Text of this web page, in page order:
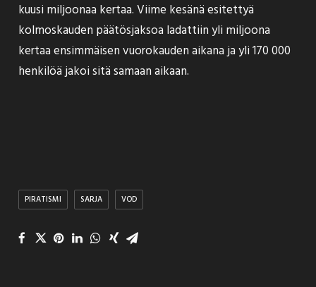
kuusi miljoonaa kertaa. Viime kesänä esitettyä
kolmoskauden päätösjaksoa ladattiinyli miljoona
kertaa ensimmäisen vuorokauden aikana ja yli 170 000
henkilöä jakoi sitä samaan aikaan.
PIRATISMI SARJA VOD